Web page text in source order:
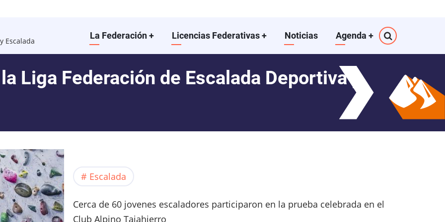
Escalada
Main
La Federación+ Licencias Federativas+ Noticias Agenda +
Liga Federación de Escalada Deportiva y
Escalada
Cerca de 60 jovenes escaladores participaron en la prueba celebrada en el
Club Alpino Tajahierro